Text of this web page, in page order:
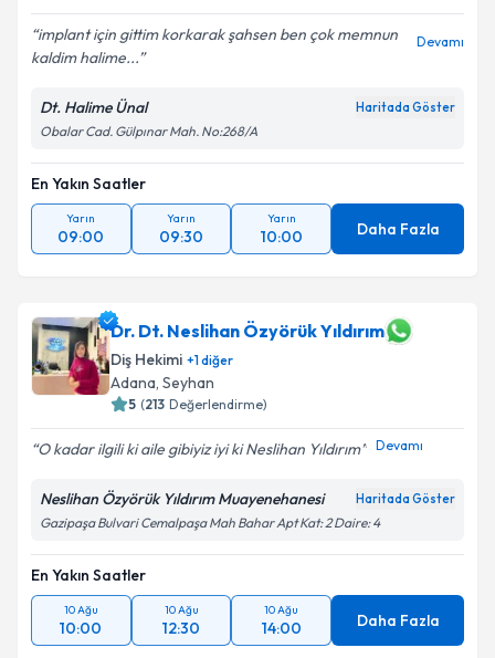
implant için gittim korkarak şahsen ben çok memnun
kaldim halime...
Devamı
Dt. Halime Ünal Haritada Göster
Obalar Cad. Gülpınar Mah. No:268/A
En Yakın Saatler
Yarın
09:00
Yarın
09:30
Yarın
10:00 Daha Fazla
Dr. Dt. Neslihan Özyörük Yıldırım
Diş Hekimi +1diğer
Adana, Seyhan
5 (213 Değerlendirme)
O kadar ilgili ki aile gibiyiz iyi ki Neslihan Yıldırım Devamı
Neslihan Özyörük Yıldırım Muayenehanesi Haritada Göster
Gazipaşa Bulvari Cemalpaşa Mah Bahar Apt Kat: 2 Daire: 4
En Yakın Saatler
10 Ağu
10:00
10 Ağu
12:30
10 Ağu
14:00 Daha Fazla